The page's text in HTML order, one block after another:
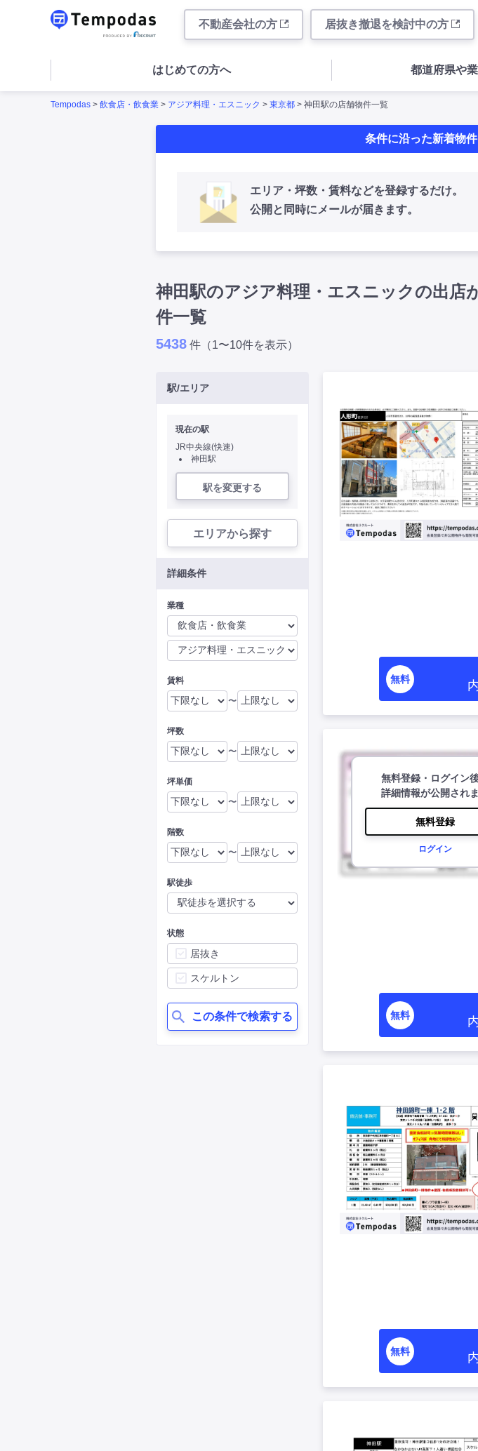
不動産会社の方 居抜き撤退を検討中の方
はじめての方へ 都道府県や
Tempodas > 飲食店・飲食業 > アジア料理・エスニック > 東京都 > 神田駅の店舗物件一覧
条件に沿った新着物
エリア・坪数・賃料などを登録するだけ。
公開と同時にメールが届きます。
神田駅のアジア料理・エスニックの出店
件一覧
5438 件（1〜10件を表示）
駅/エリア
現在の駅
JR中央線(快速)
神田駅
駅を変更する
エリアから探す
詳細条件
業種
賃料
〜
坪数
〜
坪単価
〜
階数
〜
駅徒歩
状態
居抜き
スケルトン
この条件で検索する
無料
無料登録・ログイン
詳細情報が公開され
無料登録
ログイン
無料
無料